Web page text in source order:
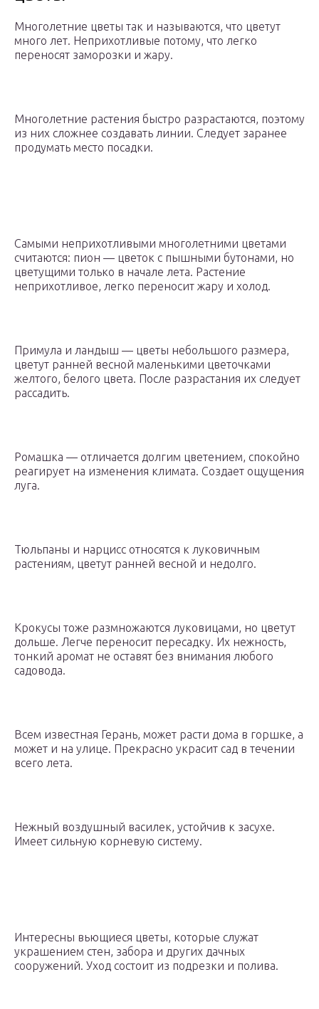
Многолетние цветы так и называются, что цветут
много лет. Неприхотливые потому, что легко
переносят заморозки и жару.
Многолетние растения быстро разрастаются, поэтому
из них сложнее создавать линии. Следует заранее
продумать место посадки.
Самыми неприхотливыми многолетними цветами
считаются: пион — цветок с пышными бутонами, но
цветущими только в начале лета. Растение
неприхотливое, легко переносит жару и холод.
Примула и ландыш — цветы небольшого размера,
цветут ранней весной маленькими цветочками
желтого, белого цвета. После разрастания их следует
рассадить.
Ромашка — отличается долгим цветением, спокойно
реагирует на изменения климата. Создает ощущения
луга.
Тюльпаны и нарцисс относятся к луковичным
растениям, цветут ранней весной и недолго.
Крокусы тоже размножаются луковицами, но цветут
дольше. Легче переносит пересадку. Их нежность,
тонкий аромат не оставят без внимания любого
садовода.
Всем известная Герань, может расти дома в горшке, а
может и на улице. Прекрасно украсит сад в течении
всего лета.
Нежный воздушный василек, устойчив к засухе.
Имеет сильную корневую систему.
Интересны вьющиеся цветы, которые служат
украшением стен, забора и других дачных
сооружений. Уход состоит из подрезки и полива.